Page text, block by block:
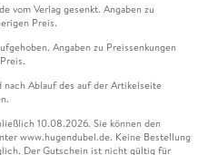
vom Verlag gesenkt. Angaben zu
Preis.
Angaben zu Preissenkungen
Ablauf des auf der Artikelseite
10.08.2026. Sie können den
www.hugendubel.de. Keine Bestellung
Der Gutschein ist nicht gültig für